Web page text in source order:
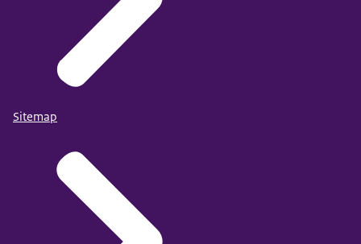
Sitemap